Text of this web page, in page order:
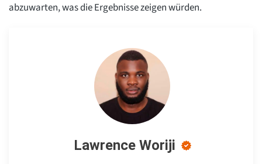
abzuwarten, was die Ergebnisse zeigen würden.
Lawrence Woriji